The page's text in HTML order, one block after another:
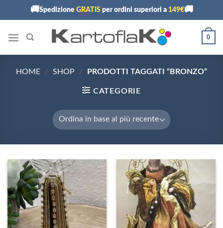
🚚Spedizione GRATISper ordini superiori a 149€🚚
0
HOME / SHOP / PRODOTTI TAGGATI “BRONZO”
CATEGORIE